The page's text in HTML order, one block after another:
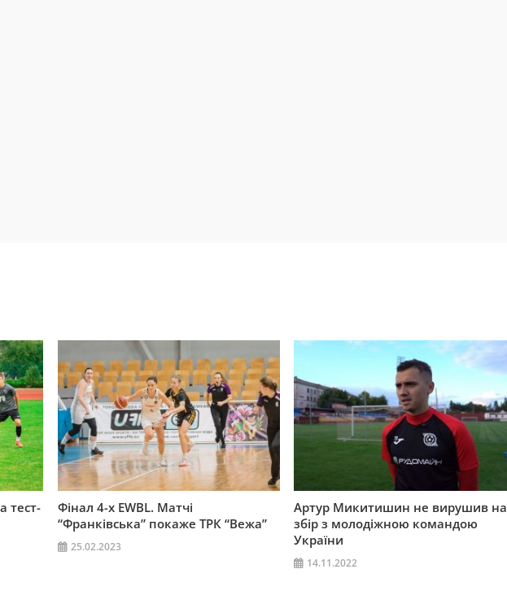
тест-
Фінал 4-х EWBL. Матчі
“Франківська” покаже ТРК “Вежа”
25.02.2023
Артур Микитишин не вирушив на
збір з молодіжною командою
України
14.11.2022